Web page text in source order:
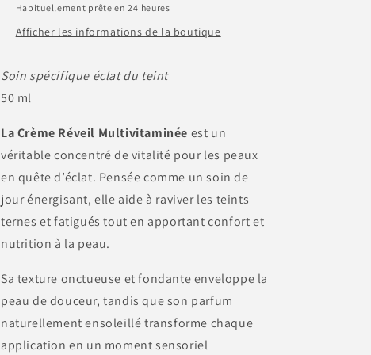
Habituellement prête en 24 heures
Afficher les informations de la boutique
Soin spécifique éclat du teint
50 ml
La Crème Réveil Multivitaminée est un
véritable concentré de vitalité pour les peaux
en quête d’éclat. Pensée comme un soin de
jour énergisant, elle aide à raviver les teints
ternes et fatigués tout en apportant confort et
nutrition à la peau.
Sa texture onctueuse et fondante enveloppe la
peau de douceur, tandis que son parfum
naturellement ensoleillé transforme chaque
application en un moment sensoriel